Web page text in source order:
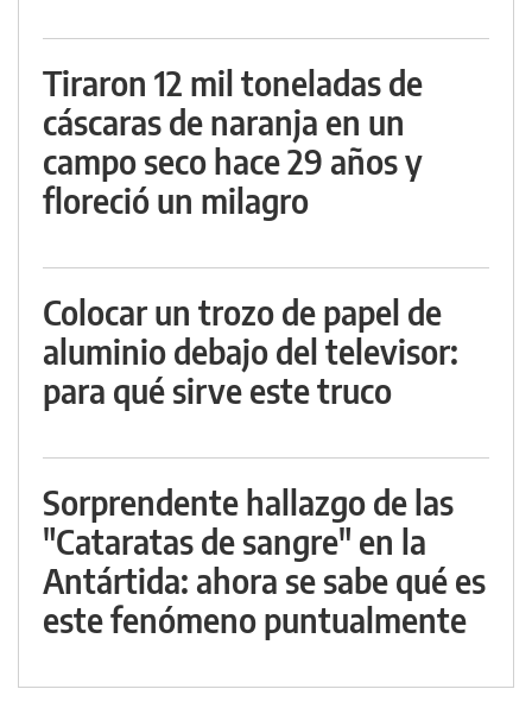
Tiraron 12 mil toneladas de
cáscaras de naranja en un
campo seco hace 29 años y
floreció un milagro
Colocar un trozo de papel de
aluminio debajo del televisor:
para qué sirve este truco
Sorprendente hallazgo de las
"Cataratas de sangre" en la
Antártida: ahora se sabe qué es
este fenómeno puntualmente